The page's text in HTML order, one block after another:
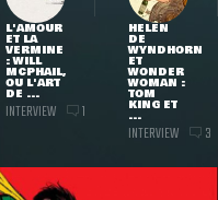
L'AMOUR
ET LA
VERMINE
: WILL
MCPHAIL,
OU L'ART
DE ...
INTERVIEW 1
HELEN
DE
WYNDHORN
ET
WONDER
WOMAN :
TOM
KING ET
...
INTERVIEW 3